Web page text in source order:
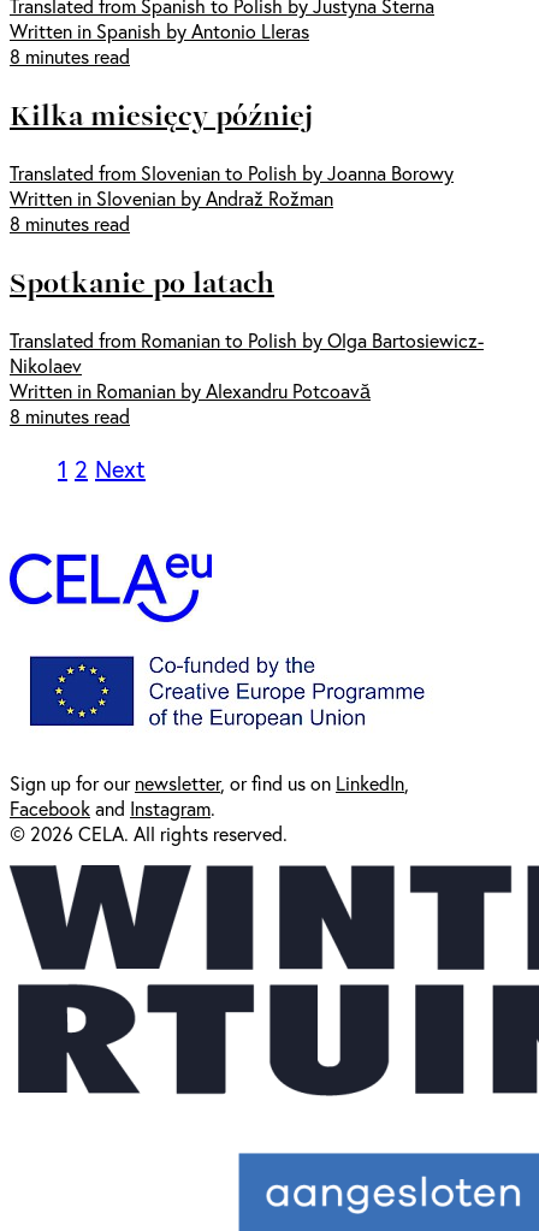
Translated from Spanish to Polish by Justyna Sterna
Written in Spanish by Antonio Lleras
8 minutes read
Kilka miesięcy później
Translated from Slovenian to Polish by Joanna Borowy
Written in Slovenian by Andraž Rožman
8 minutes read
Spotkanie po latach
Translated from Romanian to Polish by Olga Bartosiewicz-
Nikolaev
Written in Romanian by Alexandru Potcoavă
8 minutes read
1 2 Next
Sign up for ournewsletter, or find us on LinkedIn
Facebookand Instagram.
© 2026 CELA. All rights reserved.